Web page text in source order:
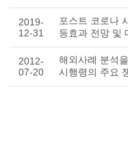
2019-
12-31
포스트 코로나
등효과 전망 및
2012-
07-20
해외사례 분석
시행령의 주요